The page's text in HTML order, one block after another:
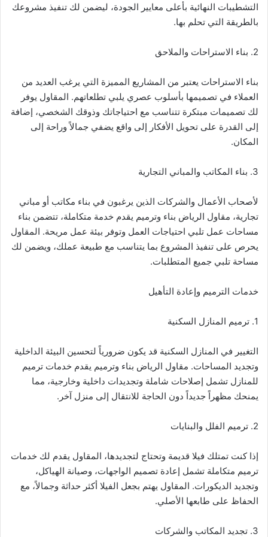
التشطيبات النهائية بأعلى معايير الجودة، ليضمن لك تنفيذ مشروعك
بالطريقة التي تحلم بها.
2. بناء الاستراحات والملاحق
بناء الاستراحات يعتبر من المشاريع المميزة التي يرغب العديد من
العملاء في تصميمها بأسلوب عصري يلبي تطلعاتهم. المقاول يوفر
لك تصميمات مبتكرة تتناسب مع احتياجاتك وذوقك الشخصي، إضافة
إلى القدرة على تحويل الأفكار إلى واقع يضفي جمالاً وراحة إلى
المكان.
3. بناء المكاتب والمباني التجارية
لأصحاب الأعمال والشركات الذين يرغبون في بناء مكاتب أو مباني
تجارية، مقاول الرياض بناء وترميم يقدم خدمة متكاملة، تتضمن بناء
مساحات عمل تلبي احتياجات العمل وتوفر بيئة عمل مريحة. المقاول
يحرص على تنفيذ المشروع بما يتناسب مع طبيعة عملك، ويضمن لك
مساحة تلبي جميع المتطلبات.
خدمات الترميم وإعادة التأهيل
1. ترميم المنازل السكنية
التغيير في المنازل السكنية قد يكون ضرورياً لتحسين البيئة الداخلية
وتجديد المساحات. مقاول الرياض بناء وترميم يقدم خدمات ترميم
للمنازل تشمل إصلاحات شاملة وتجديدات داخلية وخارجية، مما
يمنحك مظهراً جديداً دون الحاجة للانتقال إلى منزل آخر.
2. ترميم الفلل والبنايات
إذا كنت تمتلك فيلا قديمة وتحتاج لتجديدها، المقاول يقدم لك خدمات
ترميم متكاملة تشمل إعادة تصميم الواجهات، وصيانة الهياكل،
وتجديد الديكورات. المقاول يهتم بجعل الفيلا أكثر حداثة وجمالاً، مع
الحفاظ على طابعها الأصلي.
3. تجديد المكاتب والشركات